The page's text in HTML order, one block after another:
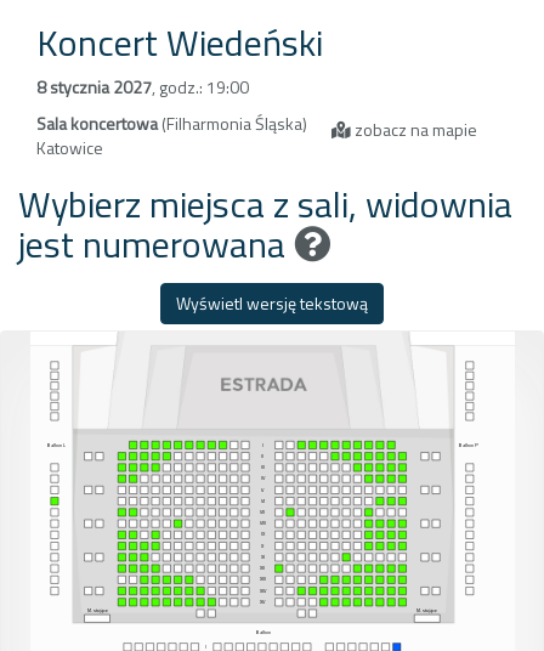
Koncert Wiedeński
8 stycznia 2027, godz.: 19:00
Sala koncertowa(Filharmonia Śląska)
Katowice
zobacz na mapie
Wybierz miejsca z sali, widownia
jest numerowana
Wyświetl wersję tekstową